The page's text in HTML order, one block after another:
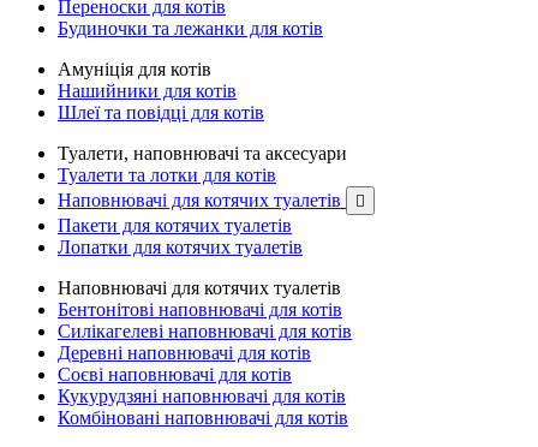
Переноски для котів
Будиночки та лежанки для котів
Амуніція для котів
Нашийники для котів
Шлеї та повідці для котів
Туалети, наповнювачі та аксесуари
Туалети та лотки для котів
Наповнювачі для котячих туалетів

Пакети для котячих туалетів
Лопатки для котячих туалетів
Наповнювачі для котячих туалетів
Бентонітові наповнювачі для котів
Силікагелеві наповнювачі для котів
Деревні наповнювачі для котів
Соєві наповнювачі для котів
Кукурудзяні наповнювачі для котів
Комбіновані наповнювачі для котів